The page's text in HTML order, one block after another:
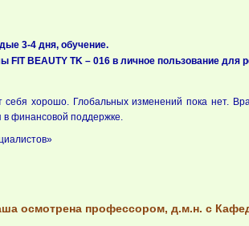
3-4 дня, обучение.
FIT BEAUTY TK – 016 в личное пользование
хорошо. Глобальных изменений пока нет.
в финансовой поддержке.
осмотрена профессором, д.м.н. с